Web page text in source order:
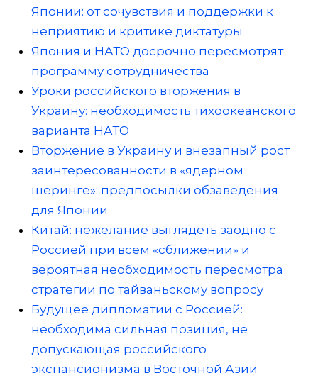
Японии: от сочувствия и поддержки к
неприятию и критике диктатуры
Япония и НАТО досрочно пересмотрят
программу сотрудничества
Уроки российского вторжения в
Украину: необходимость тихоокеанского
варианта НАТО
Вторжение в Украину и внезапный рост
заинтересованности в «ядерном
шеринге»: предпосылки обзаведения
для Японии
Китай: нежелание выглядеть заодно с
Россией при всем «сближении» и
вероятная необходимость пересмотра
стратегии по тайваньскому вопросу
Будущее дипломатии с Россией:
необходима сильная позиция, не
допускающая российского
экспансионизма в Восточной Азии